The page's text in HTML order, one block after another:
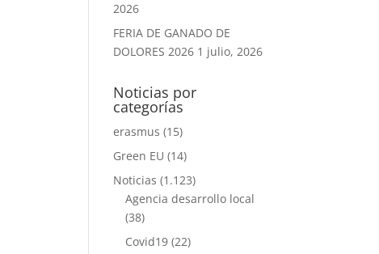
2026
FERIA DE GANADO DE
DOLORES 2026 1 julio, 2026
Noticias por
categorías
erasmus (15)
Green EU (14)
Noticias (1.123)
Agencia desarrollo local
(38)
Covid19 (22)